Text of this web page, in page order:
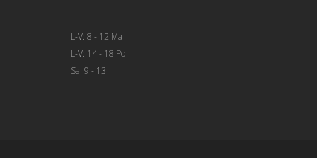
L-V: 8 - 12 Ma
L-V: 14 - 18 Po
Sa: 9 - 13